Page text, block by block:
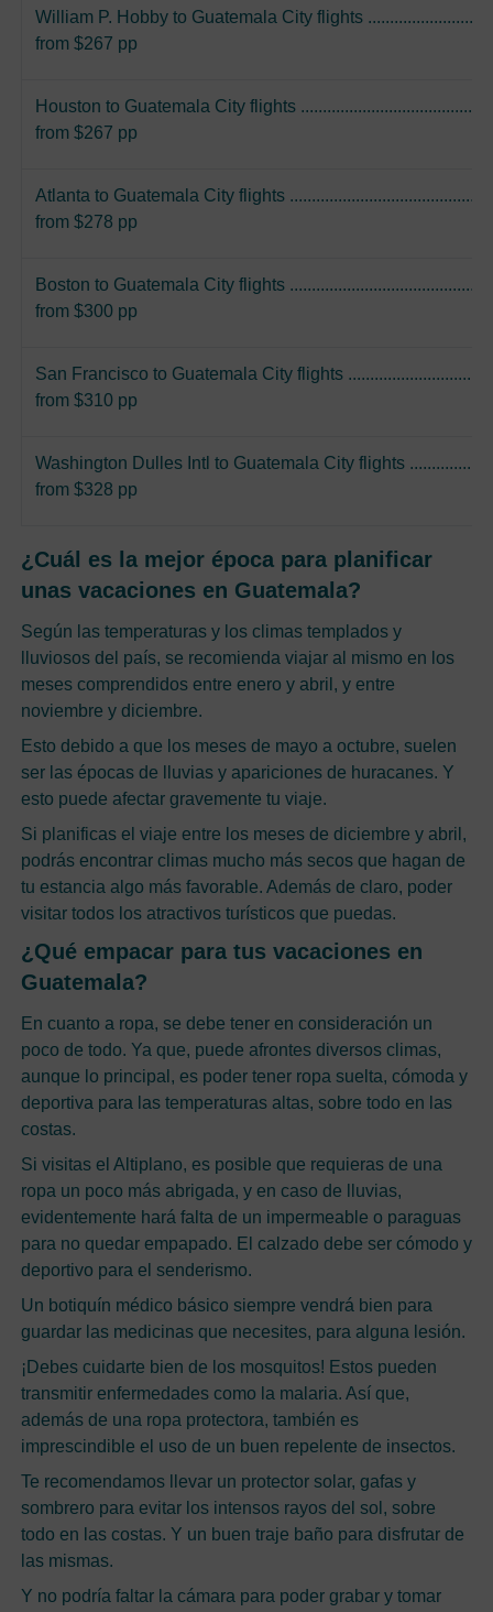
William P. Hobby to Guatemala City flights
from $267 pp
Houston to Guatemala City flights
from $267 pp
Atlanta to Guatemala City flights
from $278 pp
Boston to Guatemala City flights
from $300 pp
San Francisco to Guatemala City flights
from $310 pp
Washington Dulles Intl to Guatemala City flights
from $328 pp
¿Cuál es la mejor época para planificar
unas vacaciones en Guatemala?
Según las temperaturas y los climas templados y
lluviosos del país, se recomienda viajar al mismo en los
meses comprendidos entre enero y abril, y entre
noviembre y diciembre.
Esto debido a que los meses de mayo a octubre, suelen
ser las épocas de lluvias y apariciones de huracanes. Y
esto puede afectar gravemente tu viaje.
Si planificas el viaje entre los meses de diciembre y abril,
podrás encontrar climas mucho más secos que hagan de
tu estancia algo más favorable. Además de claro, poder
visitar todos los atractivos turísticos que puedas.
¿Qué empacar para tus vacaciones en
Guatemala?
En cuanto a ropa, se debe tener en consideración un
poco de todo. Ya que, puede afrontes diversos climas,
aunque lo principal, es poder tener ropa suelta, cómoda y
deportiva para las temperaturas altas, sobre todo en las
costas.
Si visitas el Altiplano, es posible que requieras de una
ropa un poco más abrigada, y en caso de lluvias,
evidentemente hará falta de un impermeable o paraguas
para no quedar empapado. El calzado debe ser cómodo y
deportivo para el senderismo.
Un botiquín médico básico siempre vendrá bien para
guardar las medicinas que necesites, para alguna lesión.
¡Debes cuidarte bien de los mosquitos! Estos pueden
transmitir enfermedades como la malaria. Así que,
además de una ropa protectora, también es
imprescindible el uso de un buen repelente de insectos.
Te recomendamos llevar un protector solar, gafas y
sombrero para evitar los intensos rayos del sol, sobre
todo en las costas. Y un buen traje baño para disfrutar de
las mismas.
Y no podría faltar la cámara para poder grabar y tomar